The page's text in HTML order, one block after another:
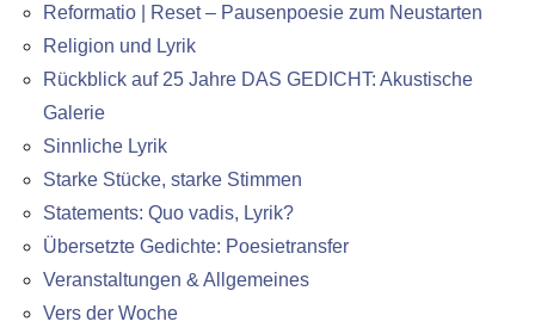
Reformatio | Reset – Pausenpoesie zum Neustarten
Religion und Lyrik
Rückblick auf 25 Jahre DAS GEDICHT: Akustische
Galerie
Sinnliche Lyrik
Starke Stücke, starke Stimmen
Statements: Quo vadis, Lyrik?
Übersetzte Gedichte: Poesietransfer
Veranstaltungen & Allgemeines
Vers der Woche